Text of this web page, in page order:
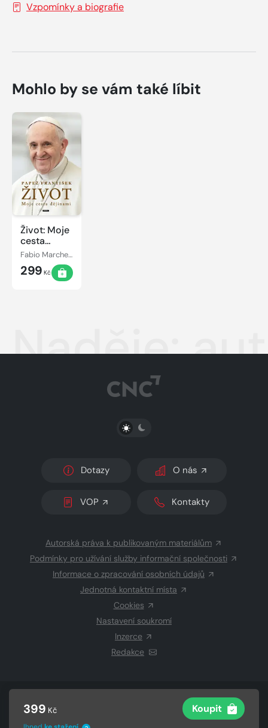
399 Kč Koupit
Vzpomínky a biografie
Mohlo by se vám také líbit
Život: Moje
cesta
dějinami
Fabio Marchese Ragona, Papež František
299 Kč
Naděje:
PŘEPNOUT SVĚTLÝ/TMAVÝ REŽIM
Dotazy O nás
VOP Kontakty
Autorská práva k publikovaným materiálům
Podmínky pro užívání služby informační společnosti
Informace o zpracování osobních údajů
Jednotná kontaktní místa
Cookies
Nastavení soukromí
Inzerce
Redakce
CZECH NEWS CENTER a.s.a dodavatelé
Vysázeno